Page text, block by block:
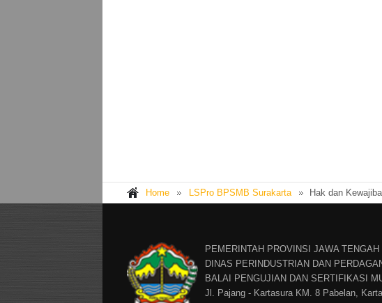
Home LSPro BPSMB Surakarta Hak dan
PEMERINTAH PROVINSI JAWA TENGAH
DINAS PERINDUSTRIAN DAN
BALAI PENGUJIAN DAN SERTIFIKASI
Jl. Pajang - Kartasura KM. 8 Pabelan,